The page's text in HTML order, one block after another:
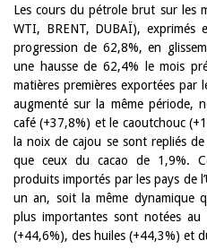
Les cours du pétrole brut sur les
WTI, BRENT, DUBAÏ), exprimés
progression de 62,8%, en
une hausse de 62,4% le mois
matières premières exportées par
augmenté sur la même période,
café (+37,8%) et le caoutchouc
la noix de cajou se sont repliés
que ceux du cacao de 1,9%.
produits importés par les pays de
un an, soit la même dynamique
plus importantes sont notées
(+44,6%), des huiles (+44,3%) et